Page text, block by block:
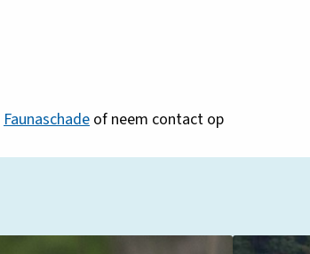
Faunaschadeof neem contact op